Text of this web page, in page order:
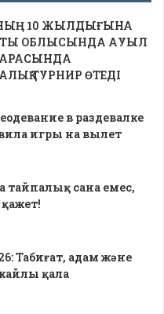
10 ЖЫЛДЫҒЫНА
ОБЛЫСЫНДА АУЫЛ
ТУРНИР ӨТЕДІ
в раздевалке
игры на вылет
тайпалық сана емес,
Табиғат, адам және
қала